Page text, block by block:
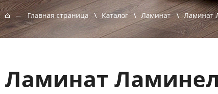
Главная страница Каталог Ламинат Ламинат
Ламинат